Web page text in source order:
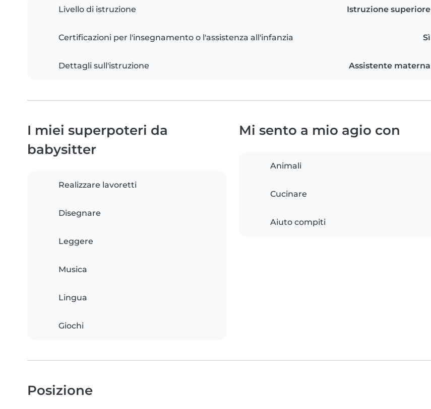
Livello di istruzione Istruzione superiore
Certificazioni per l'insegnamento o l'assistenza all'infanzia Sì
Dettagli sull'istruzione Assistente materna
I miei superpoteri da
babysitter
Realizzare lavoretti
Disegnare
Leggere
Musica
Lingua
Giochi
Mi sento a mio agio con
Animali
Cucinare
Aiuto compiti
Posizione